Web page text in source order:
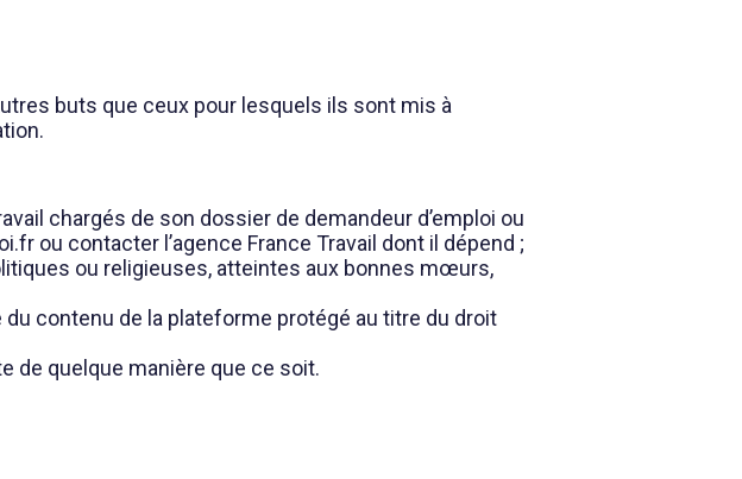
buts que ceux pour lesquels ils sont mis à
chargés de son dossier de demandeur d’emploi ou
ou contacter l’agence France Travail dont il dépend ;
ou religieuses, atteintes aux bonnes mœurs,
contenu de la plateforme protégé au titre du droit
de quelque manière que ce soit.